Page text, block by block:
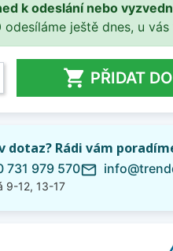
k odeslání nebo
ještě dnes, u vás
 PŘIDAT
dotaz? Rádi vám
731 979 570
9-12, 13-17
mail_outline